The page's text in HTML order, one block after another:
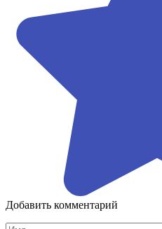
Добавить комментарий